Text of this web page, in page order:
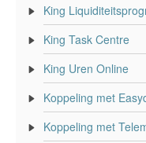
King
King Task Centre
King Uren Online
Koppeling met
Koppeling met